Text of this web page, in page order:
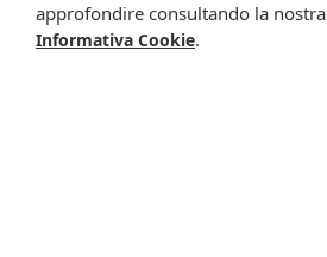
approfondire consultando la nostra
Informativa Cookie.